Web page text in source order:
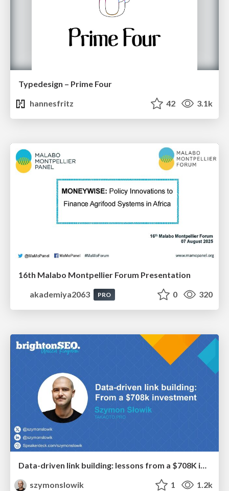
Typedesign – Prime Four
hannesfritz
42 3.1k
16th Malabo Montpellier Forum Presentation
akademiya2063
PRO 0 320
Data-driven link building: lessons from a $708K investment (BrightonSEO talk)
szymonslowik
1 1.2k